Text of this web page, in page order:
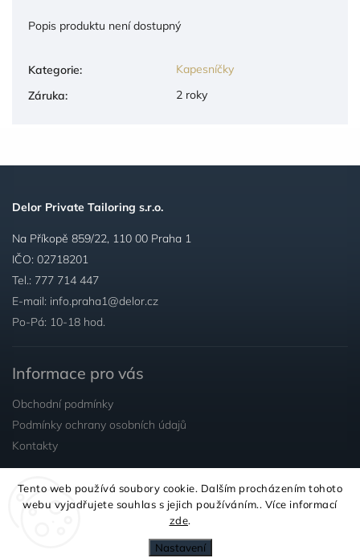
Tento web používá soubory cookie. Dalším procházením tohoto
webu vyjadřujete souhlas s jejich používáním.. Více informací
zde.
Nastavení
Popis produktu není dostupný
Kategorie:
Kapesníčky
Záruka: 2 roky
Delor Private Tailoring s.r.o.
Na Příkopě 859/22, 110 00 Praha 1
IČO: 02718201
Tel.: 777 714 447
E-mail: info.praha1@delor.cz
Po-Pá: 10-18 hod.
Informace pro vás
Obchodní podmínky
Podmínky ochrany osobních údajů
Kontakty
Sledujte nás